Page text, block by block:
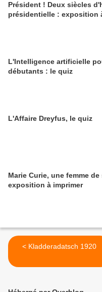
Président ! Deux siècles
présidentielle : exposition
L'Intelligence artificielle
débutants : le quiz
L'Affaire Dreyfus, le quiz
Marie Curie, une femme
exposition à imprimer
< Kladderadatsch 1920